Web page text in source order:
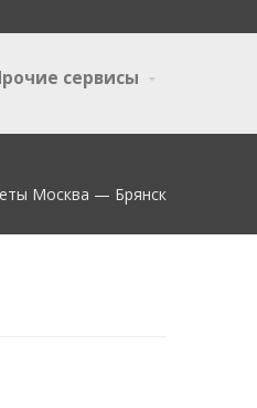
сервисы
Москва — Брянск